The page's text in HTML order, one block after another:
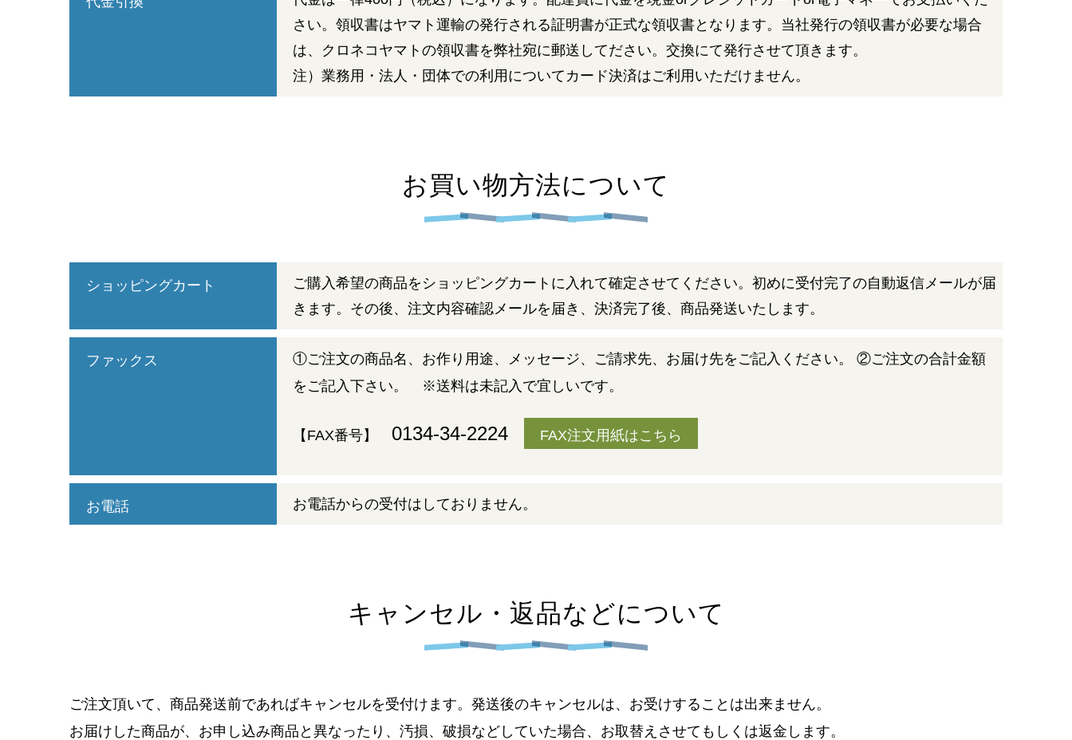
さい。領収書はヤマト運輸の発行される証明書が正式な領収書となります。当社発行の領収書が必要な場合
は、クロネコヤマトの領収書を弊社宛に郵送してださい。交換にて発行させて頂きます。
注）業務用・法人・団体での利用についてカード決済はご利用いただけません。
お買い物方法について
ショッピングカート
ご購入希望の商品をショッピングカートに入れて確定させてください。初めに受付完了の自動返信メールが届
きます。その後、注文内容確認メールを届き、決済完了後、商品発送いたします。
ファックス
①ご注文の商品名、お作り用途、メッセージ、ご請求先、お届け先をご記入ください。 ②ご注文の合計金額
をご記入下さい。 ※送料は未記入で宜しいです。
【FAX番号】 0134-34-2224 FAX注文用紙はこちら
お電話 お電話からの受付はしておりません。
キャンセル・返品などについて
ご注文頂いて、商品発送前であればキャンセルを受付けます。発送後のキャンセルは、お受けすることは出来ません。
お届けした商品が、お申し込み商品と異なったり、汚損、破損などしていた場合、お取替えさせてもしくは返金します。